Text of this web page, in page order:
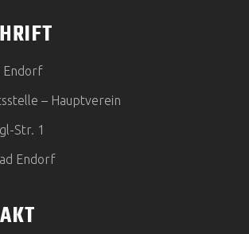
Endorf
– Hauptverein
Str. 1
Endorf